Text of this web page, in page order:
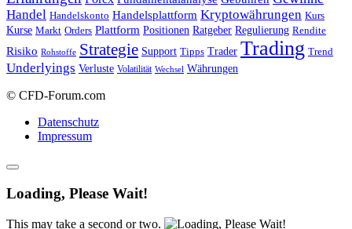
Handel Handelskonto Handelsplattform Kryptowährungen Kurs
Kurse Markt Orders Plattform Positionen Ratgeber Regulierung Rendite
Risiko Rohstoffe Strategie Support Tipps Trader Trading Trend
Underlyings Verluste Volatilität Wechsel Währungen
© CFD-Forum.com
Datenschutz
Impressum
Loading, Please Wait!
This may take a second or two.